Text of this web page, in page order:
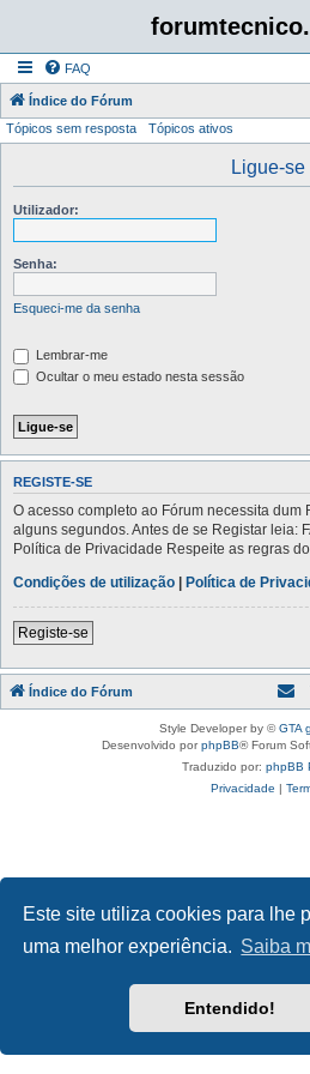
Este site utiliza cookies para lhe
uma melhor experiência. Saiba
Entendido!
FAQ
Índice do Fórum
Tópicos sem resposta Tópicos ativos
Ligue-se
Utilizador:
Senha:
Esqueci-me da senha
Lembrar-me
Ocultar o meu estado nesta sessão
REGISTE-SE
O acesso completo ao Fórum necessita dum
alguns segundos. Antes de se Registar leia:
Política de Privacidade Respeite as regras do
Condições de utilização | Política de
Registe-se
Índice do Fórum
Style Developer by ©GTA
Desenvolvido porphpBB® Forum
Traduzido por: phpBB
Privacidade |